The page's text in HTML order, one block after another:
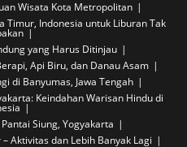
Wisata Kota Metropolitan
Timur, Indonesia untuk Liburan Tak
yang Harus Ditinjau
Api Biru, dan Danau Asam
di Banyumas, Jawa Tengah
Keindahan Warisan Hindu di
Siung, Yogyakarta
Aktivitas dan Lebih Banyak Lagi